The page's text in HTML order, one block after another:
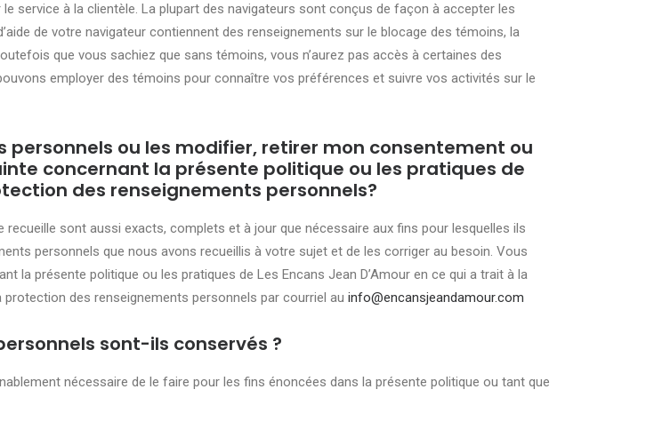
service à la clientèle. La plupart des navigateurs sont conçus de façon à accepter les
de votre navigateur contiennent des renseignements sur le blocage des témoins, la
que vous sachiez que sans témoins, vous n’aurez pas accès à certaines des
employer des témoins pour connaître vos préférences et suivre vos activités sur le
ou les modifier, retirer mon consentement ou
concernant la présente politique ou les pratiques de
des renseignements personnels?
recueille sont aussi exacts, complets et à jour que nécessaire aux fins pour lesquelles ils
personnels que nous avons recueillis à votre sujet et de les corriger au besoin. Vous
la présente politique ou les pratiques de Les Encans Jean D’Amour en ce qui a trait à la
des renseignements personnels par courriel au info@encansjeandamour.com
sont-ils conservés ?
nécessaire de le faire pour les fins énoncées dans la présente politique ou tant que